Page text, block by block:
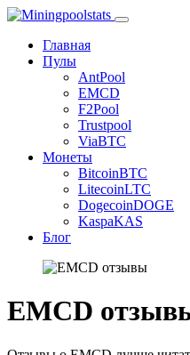
Главная
Пулы
AntPool
EMCD
F2Pool
Trustpool
ViaBTC
Монеты
BitcoinBTC
LitecoinLTC
DogecoinDOGE
KaspaKAS
Блог
EMCD